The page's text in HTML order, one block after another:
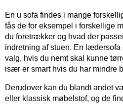
En u sofa findes i mange
fås de for eksempel i forskellige
du foretrækker og hvad der
indretning af stuen. En lædersofa
valg, hvis du nemt skal kunne
især er smart hvis du har mindre
Derudover kan du blandt andet
eller klassisk møbelstof, og de